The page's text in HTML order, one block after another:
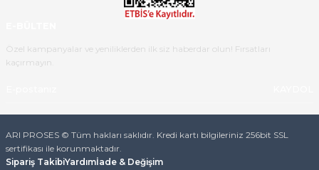
Özel kampanyalar ve yeniliklerden ilk siz haberdar olun! Fırsatları
kaçırmayın.
ARI PROSES © Tüm hakları saklıdır. Kredi kartı bilgileriniz 256bit SSL
sertifikası ile korunmaktadır.
Sipariş TakibiYardımİade & Değişim